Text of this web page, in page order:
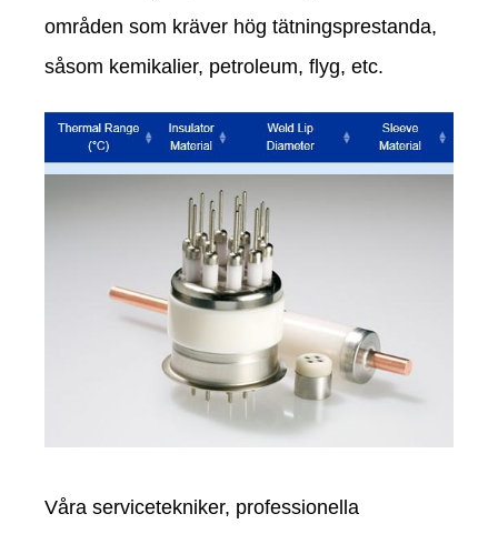
områden som kräver hög tätningsprestanda,
såsom kemikalier, petroleum, flyg, etc.
Våra servicetekniker, professionella